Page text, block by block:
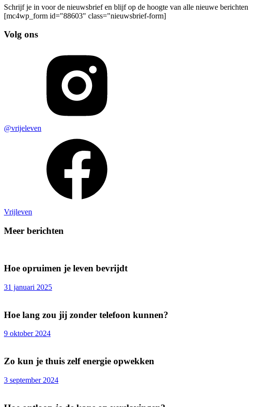
Schrijf je in voor de nieuwsbrief en blijf op de hoogte van alle nieuwe berichten
[mc4wp_form id="88603" class="nieuwsbrief-form]
Volg ons
@vrijeleven
Vrijleven
Meer berichten
Hoe opruimen je leven bevrijdt
31 januari 2025
Hoe lang zou jij zonder telefoon kunnen?
9 oktober 2024
Zo kun je thuis zelf energie opwekken
3 september 2024